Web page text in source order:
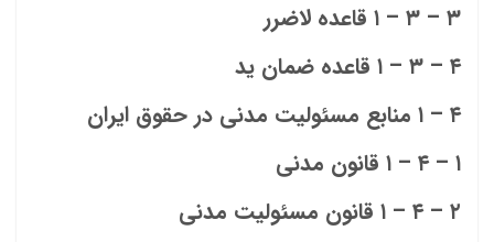
۳ – ۳ – ۱ قاعده لاضرر
۴ – ۳ – ۱ قاعده ضمان يد
۴ – ۱ منابع مسئولیت مدنی در حقوق ایران
۱ – ۴ – ۱ قانون مدنی
۲ – ۴ – ۱ قانون مسئولیت مدنی